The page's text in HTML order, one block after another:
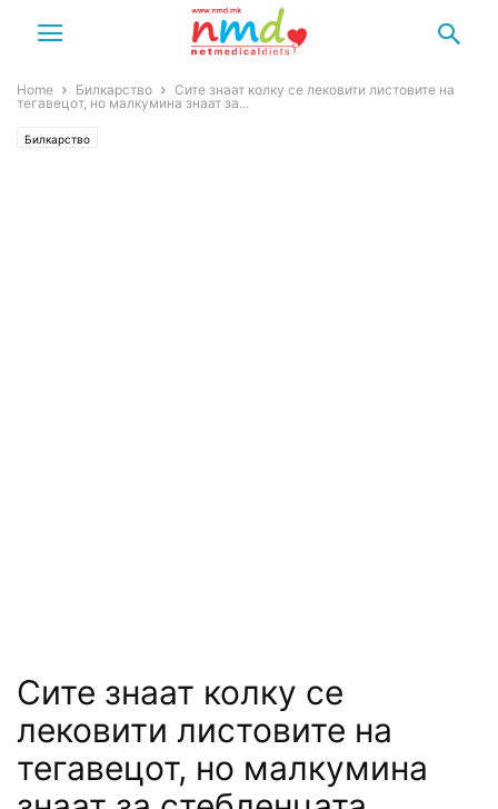
Home Билкарство
Сите знаат колку се лековити листовите на
тегавецот, но малкумина знаат за...
Билкарство
Сите знаат колку се
лековити листовите на
тегавецот, но малкумина